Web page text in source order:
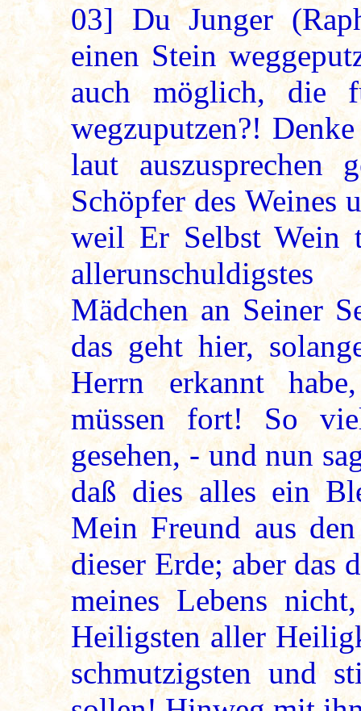
03]Du Junger
einen Stein
auch möglich, die
wegzuputzen?!
laut auszusprechen
Schöpfer des Weines
weil Er Selbst Wein
Mädchen an Seiner
das geht hier,
Herrn erkannt
müssen fort! So
gesehen, - und nun
daß dies alles ein
Mein Freund aus
dieser Erde; aber das
meines Lebens
Heiligsten aller
schmutzigsten und